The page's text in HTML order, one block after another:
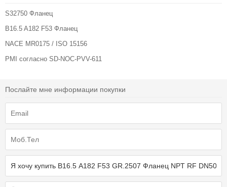
S32750 Фланец
B16.5 A182 F53 Фланец
NACE MR0175 / ISO 15156
PMI согласно SD-NOC-PVV-611
Послайте мне информации покупки